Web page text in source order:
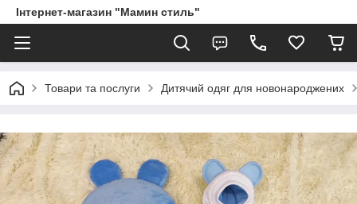
Інтернет-магазин "Мамин стиль"
Товари та послуги Дитячий одяг для новонароджених